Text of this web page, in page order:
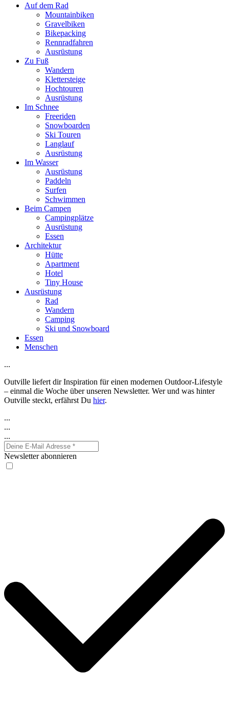
Auf dem Rad
Mountainbiken
Gravelbiken
Bikepacking
Rennradfahren
Ausrüstung
Zu Fuß
Wandern
Klettersteige
Hochtouren
Ausrüstung
Im Schnee
Freeriden
Snowboarden
Ski Touren
Langlauf
Ausrüstung
Im Wasser
Ausrüstung
Paddeln
Surfen
Schwimmen
Beim Campen
Campingplätze
Ausrüstung
Essen
Architektur
Hütte
Apartment
Hotel
Tiny House
Ausrüstung
Rad
Wandern
Camping
Ski und Snowboard
Essen
Menschen
...
Outville liefert dir Inspiration für einen modernen Outdoor-Lifestyle
– einmal die Woche über unseren Newsletter. Wer und was hinter
Outville steckt, erfährst Du hier.
...
...
...
Newsletter abonnieren